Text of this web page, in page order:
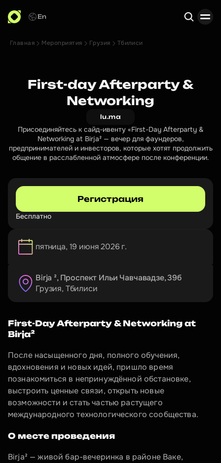
En
Главная Мероприятия Грузия Тбилиси
First-day Afterparty &
Networking
lu.ma
Присоединяйтесь к сайд-ивенту «First-Day Afterparty &
Networking at Birja² — вечер для фаундеров,
предпринимателей и инвесторов, которые хотят продолжить
общение в расслабленной атмосфере после конференции.
Регистрация
Бесплатно
пятница, 19 июня 2026 г.
Birja ², Проспект Ильи Чавчавадзе, 39б
Грузия, Тбилиси
First-Day Afterparty & Networking at
Birja²
После насыщенного дня, полного обучения,
вдохновения и новых идей, пришло время
познакомиться в непринуждённой обстановке,
выстроить ценные связи, открыть новые
возможности и стать частью растущего
международного технологического сообщества.
О месте проведения
Birja² — живой бар-вечеринка в районе Ваке,